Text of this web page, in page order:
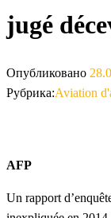
jugé
Опубликовано
Рубрика:Aviation
AFP
Un rapport